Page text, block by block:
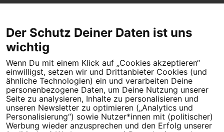
Dein Engagement macht den Unterschied. Schließe Dich 4,5
Millionen Menschen an.
Newsletter bestellen
Der Schutz Deiner Daten ist uns
wichtig
Wenn Du mit einem Klick auf „Cookies akzeptieren“
einwilligst, setzen wir und Drittanbieter Cookies (und
ähnliche Technologien) ein und verarbeiten Deine
personenbezogene Daten, um Deine Nutzung unserer
Seite zu analysieren, Inhalte zu personalisieren und
unseren Newsletter zu optimieren („Analytics und
Personalisierung“) sowie Nutzer*innen mit (politischer)
Werbung wieder anzusprechen und den Erfolg unserer